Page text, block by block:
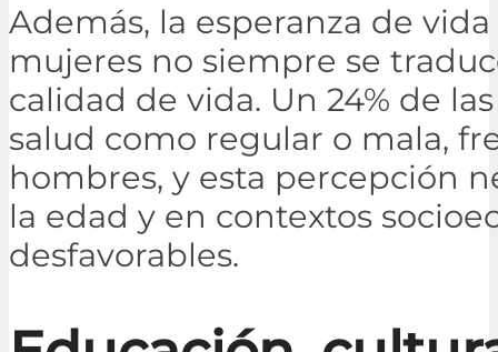
Además, la esperanza de
mujeres no siempre se
calidad de vida. Un 24% de
salud como regular o mala,
hombres, y esta percepción
la edad y en contextos
desfavorables.